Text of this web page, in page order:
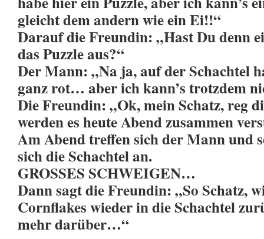
gleicht dem andern wie ein Ei!!“
Darauf die Freundin: „Hast Du denn
das Puzzle aus?“
Der Mann: „Na ja, auf der Schachtel
ganz rot… aber ich kann’s trotzdem
Die Freundin: „Ok, mein Schatz, reg
werden es heute Abend zusammen
Am Abend treffen sich der Mann und
sich die Schachtel an.
GROSSES SCHWEIGEN…
Dann sagt die Freundin: „So Schatz,
Cornflakes wieder in die Schachtel
mehr darüber…“